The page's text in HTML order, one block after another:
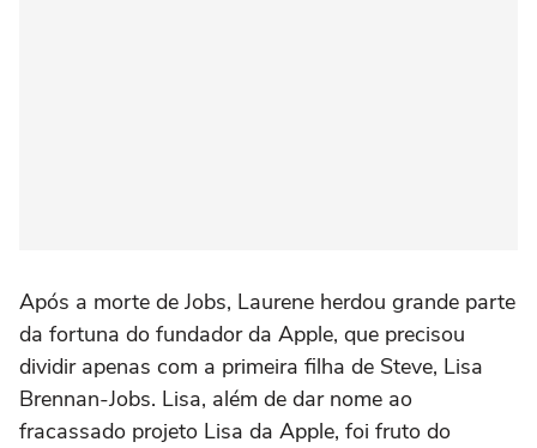
Após a morte de Jobs, Laurene herdou grande parte
da fortuna do fundador da Apple, que precisou
dividir apenas com a primeira filha de Steve, Lisa
Brennan-Jobs. Lisa, além de dar nome ao
fracassado projeto Lisa da Apple, foi fruto do